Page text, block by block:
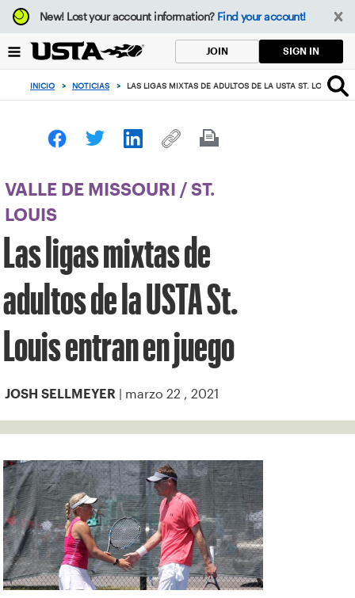
Enfoque
desde
botón
volver
principio
New!Lost your account information? Find your account!
JOIN SIGN IN
INICIO > NOTICIAS > LAS LIGAS MIXTAS DE ADULTOS DE LA USTA ST. LOUIS
VALLE DE MISSOURI / ST.
LOUIS
Las ligas mixtas de
adultos de la USTA St.
Louis entran en juego
JOSH SELLMEYER | marzo 22 , 2021